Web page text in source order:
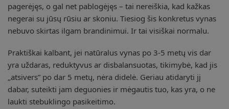
pagerėjęs, o gal net pablogėjęs – tai nereiškia, kad kažkas
negerai su jūsų rūsiu ar skoniu. Tiesiog šis konkretus vynas
nebuvo skirtas ilgam brandinimui. Ir tai visiškai normalu.
Praktiškai kalbant, jei natūralus vynas po 3-5 metų vis dar
yra uždaras, reduktyvus ar disbalansuotas, tikimybė, kad jis
„atsivers” po dar 5 metų, nėra didelė. Geriau atidaryti jį
dabar, suteikti jam deguonies ir mėgautis tuo, kas yra, o ne
laukti stebuklingo pasikeitimo.